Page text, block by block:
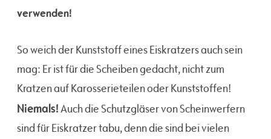
verwenden!
So weich der Kunststoff eines Eiskratzers auch sein
mag: Er ist für die Scheiben gedacht, nicht zum
Kratzen auf Karosserieteilen oder Kunststoffen!
Niemals!Auch die Schutzgläser von Scheinwerfern
sind für Eiskratzer tabu, denn die sind bei vielen